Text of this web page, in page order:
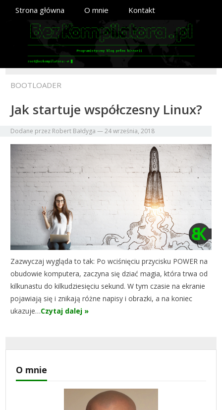
Strona główna O mnie Kontakt
BOOTLOADER
Jak startuje współczesny Linux?
Dodane przez Robert Bałdyga —24 września, 2018
Zazwyczaj wygląda to tak: Po wciśnięciu przycisku POWER na
obudowie komputera, zaczyna się dziać magia, która trwa od
kilkunastu do kilkudziesięciu sekund. W tym czasie na ekranie
pojawiają się i znikają różne napisy i obrazki, a na koniec
ukazuje…Czytaj dalej »
O mnie